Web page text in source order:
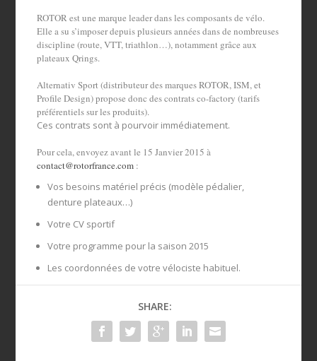
ROTOR est une marque leader dans les composants de vélo.
Elle a su s’imposer depuis plusieurs années dans de nombreuses
discipline (route, VTT, triathlon…), notamment grâce aux
plateaux Qrings.
Alternativ Sport (distributeur des marques ROTOR, ISM, et
Profile Design) propose donc des contrats co-factory (tarifs
préférentiels sur les produits).
Ces contrats sont à pourvoir immédiatement.
Pour cela, envoyez avant le 15 Janvier 2015 à
contact@rotorfrance.com :
Vos besoins matériel précis (modèle pédalier,
denture plateaux…)
Votre CV sportif
Votre programme pour la saison 2015
Les coordonnées de votre vélociste habituel.
SHARE: